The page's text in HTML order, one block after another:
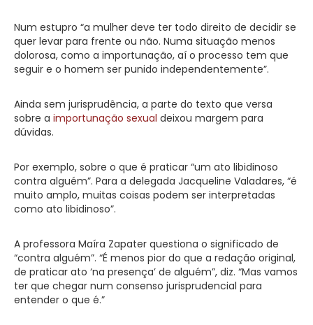
Num estupro “a mulher deve ter todo direito de decidir se
quer levar para frente ou não. Numa situação menos
dolorosa, como a importunação, aí o processo tem que
seguir e o homem ser punido independentemente”.
Ainda sem jurisprudência, a parte do texto que versa
sobre a importunação sexual deixou margem para
dúvidas.
Por exemplo, sobre o que é praticar “um ato libidinoso
contra alguém”. Para a delegada Jacqueline Valadares, “é
muito amplo, muitas coisas podem ser interpretadas
como ato libidinoso”.
A professora Maíra Zapater questiona o significado de
“contra alguém”. “É menos pior do que a redação original,
de praticar ato ‘na presença’ de alguém”, diz. “Mas vamos
ter que chegar num consenso jurisprudencial para
entender o que é.”